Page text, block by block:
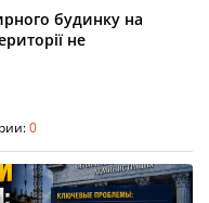
будинку на
не
0